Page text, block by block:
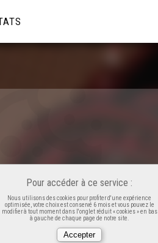
Pour accéder à ce service :
Nous utilisons des cookies pour profiter d'une expérience
optimisée, votre choix est conservé 6 mois et vous pouvez le
modifier à tout moment dans l'onglet réduit « cookies » en bas
à gauche de chaque page de notre site.